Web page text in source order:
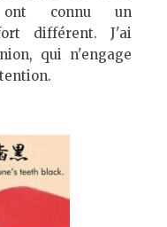
ont connu un
différent. J'ai
qui n'engage